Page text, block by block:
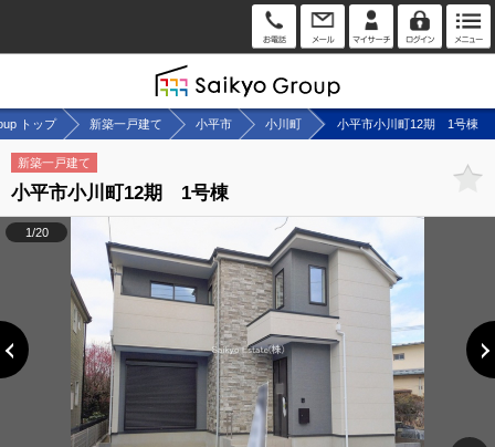
トップ 新築一戸建て 小平市 小川町 小平市小川町12期 1号棟
新築一戸建て
小平市小川町12期 1号棟
1/20